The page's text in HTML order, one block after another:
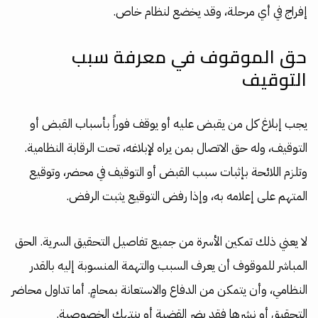
إفراج في أي مرحلة، وقد يخضع لنظام خاص.
حق الموقوف في معرفة سبب
التوقيف
يجب إبلاغ كل من يقبض عليه أو يوقف فوراً بأسباب القبض أو
التوقيف، وله حق الاتصال بمن يراه لإبلاغه، تحت الرقابة النظامية.
وتلزم اللائحة بإثبات سبب القبض أو التوقيف في محضر، وتوقيع
المتهم على إعلامه به، وإذا رفض التوقيع يثبت الرفض.
لا يعني ذلك تمكين الأسرة من جميع تفاصيل التحقيق السرية. الحق
المباشر للموقوف أن يعرف السبب والتهمة المنسوبة إليه بالقدر
النظامي، وأن يتمكن من الدفاع والاستعانة بمحامٍ. أما تداول محاضر
التحقيق أو نشرها فقد يضر القضية أو ينتهك الخصوصية.